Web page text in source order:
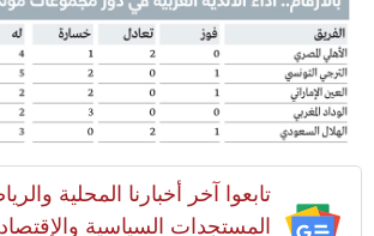
تابعوا آخر أخبارنا المحلية